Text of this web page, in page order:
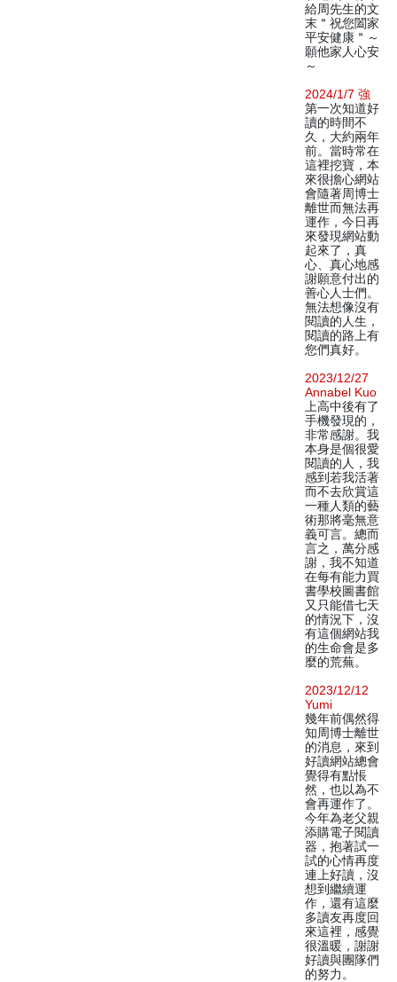
給周先生的文
末＂祝您闔家
平安健康＂～
願他家人心安
～
2024/1/7 強
第一次知道好
讀的時間不
久，大約兩年
前。當時常在
這裡挖寶，本
來很擔心網站
會隨著周博士
離世而無法再
運作，今日再
來發現網站動
起來了，真
心、真心地感
謝願意付出的
善心人士們。
無法想像沒有
閱讀的人生，
閱讀的路上有
您們真好。
2023/12/27
Annabel Kuo
上高中後有了
手機發現的，
非常感謝。我
本身是個很愛
閱讀的人，我
感到若我活著
而不去欣賞這
一種人類的藝
術那將毫無意
義可言。總而
言之，萬分感
謝，我不知道
在每有能力買
書學校圖書館
又只能借七天
的情況下，沒
有這個網站我
的生命會是多
麼的荒蕪。
2023/12/12
Yumi
幾年前偶然得
知周博士離世
的消息，來到
好讀網站總會
覺得有點悵
然，也以為不
會再運作了。
今年為老父親
添購電子閱讀
器，抱著試一
試的心情再度
連上好讀，沒
想到繼續運
作，還有這麼
多讀友再度回
來這裡，感覺
很溫暖，謝謝
好讀與團隊們
的努力。